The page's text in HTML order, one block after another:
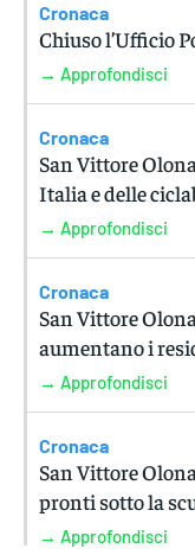
Cronaca
Chiuso l’Ufficio
→ Approfondisci
Cronaca
San Vittore
Italia e delle
→ Approfondisci
Cronaca
San Vittore
aumentano i
→ Approfondisci
Cronaca
San Vittore
pronti sotto la
→ Approfondisci